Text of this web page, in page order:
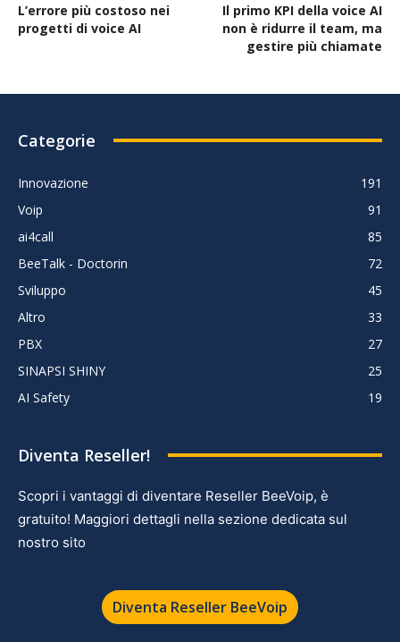
L’errore più costoso nei
progetti di voice AI
Il primo KPI della voice AI
non è ridurre il team, ma
gestire più chiamate
Categorie
Innovazione
191
Voip
91
ai4call
85
BeeTalk - Doctorin
72
Sviluppo
45
Altro
33
PBX
27
SINAPSI SHINY
25
AI Safety
19
Diventa Reseller!
Scopri i vantaggi di diventare Reseller BeeVoip, è
gratuito! Maggiori dettagli nella sezione dedicata sul
nostro sito
Diventa Reseller BeeVoip